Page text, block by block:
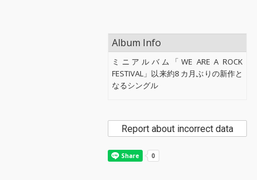
Album Info
ミニアルバム「WE ARE A ROCK
FESTIVAL」以来約8 カ月ぶりの新作と
なるシングル
Report about incorrect data